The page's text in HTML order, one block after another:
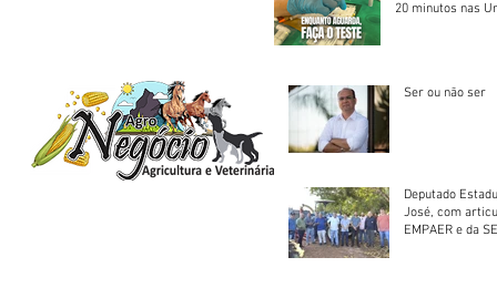
20 minutos nas
Ser ou não ser
Deputado
José, com
EMPAER e da